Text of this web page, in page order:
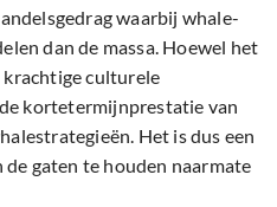
waarbij whale-
dan de massa. Hoewel het
krachtige culturele
kortetermijnprestatie van
Het is dus een
gaten te houden naarmate